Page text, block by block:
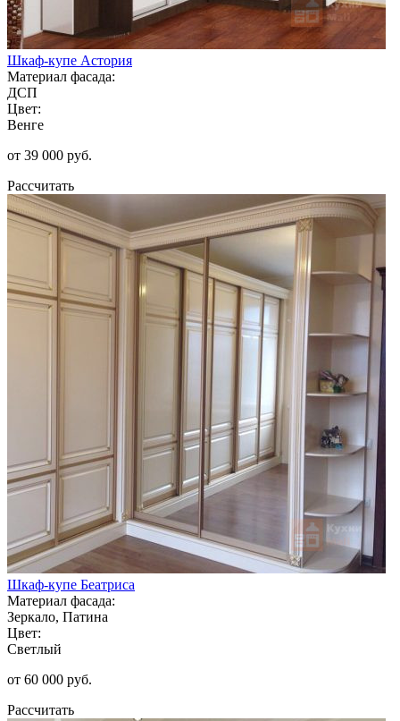
Шкаф-купе Астория
Материал фасада:
ДСП
Цвет:
Венге
от 39 000 руб.
Рассчитать
Шкаф-купе Беатриса
Материал фасада:
Зеркало, Патина
Цвет:
Светлый
от 60 000 руб.
Рассчитать